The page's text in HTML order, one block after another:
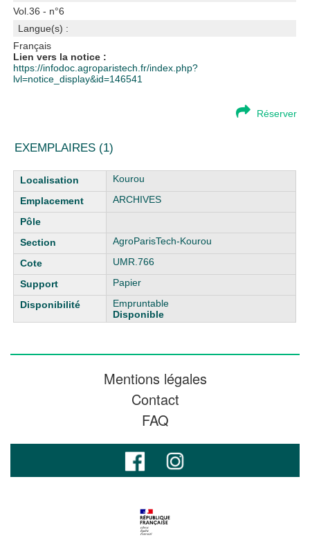
Vol.36 - n°6
Langue(s) :
Français
Lien vers la notice :
https://infodoc.agroparistech.fr/index.php?
lvl=notice_display&id=146541
Réserver
EXEMPLAIRES (1)
Liste des exemplaires
Kourou
ARCHIVES
AgroParisTech-Kourou
UMR.766
Papier
Empruntable
Disponible
Mentions légales
Contact
FAQ